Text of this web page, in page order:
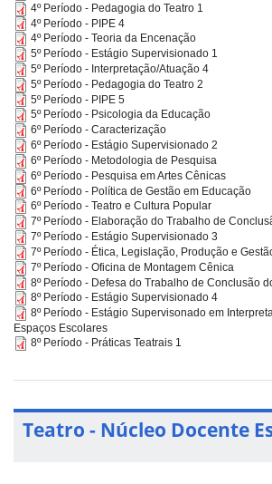
4º Período - Pedagogia do Teatro 1
4º Período - PIPE 4
4º Período - Teoria da Encenação
5º Período - Estágio Supervisionado 1
5º Período - Interpretação/Atuação 4
5º Período - Pedagogia do Teatro 2
5º Período - PIPE 5
5º Período - Psicologia da Educação
6º Período - Caracterização
6º Período - Estágio Supervisionado 2
6º Período - Metodologia de Pesquisa
6º Período - Pesquisa em Artes Cênicas
6º Período - Política de Gestão em Educação
6º Período - Teatro e Cultura Popular
7º Período - Elaboração do Trabalho de
7º Período - Estágio Supervisionado 3
7º Período - Ética, Legislação, Produção e
7º Período - Oficina de Montagem Cênica
8º Período - Defesa do Trabalho de Conclusão
8º Período - Estágio Supervisionado 4
8º Período - Estágio Supervisonado em
Espaços Escolares
8º Período - Práticas Teatrais 1
Teatro - Núcleo Docente